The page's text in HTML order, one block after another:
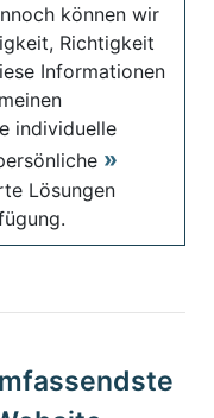
können wir
Richtigkeit
Informationen
individuelle
Lösungen